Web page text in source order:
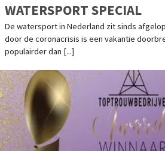
WATERSPORT SPECIAL
De watersport in Nederland zit sinds
door de coronacrisis is een vakantie
populairder dan [...]